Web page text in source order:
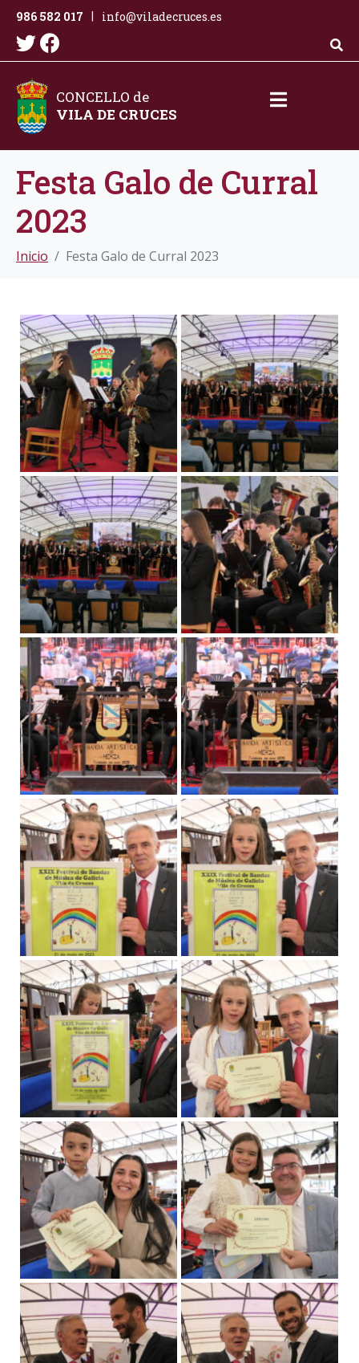
986 582 017 info@viladecruces.es
CONCELLO de
VILA DE CRUCES
Festa Galo de Curral
2023​
Inicio Festa Galo de Curral 2023​